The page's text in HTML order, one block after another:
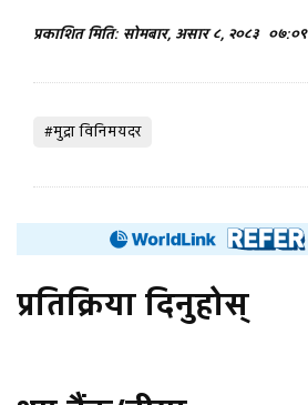
प्रकाशित मिति: सोमबार, असार ८, २०८३ ०७:०९
#मुद्रा विनिमयदर
प्रतिक्रिया दिनुहोस्